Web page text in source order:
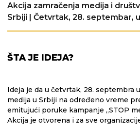
Akcija zamračenja medija i
Srbiji | Četvrtak, 28. septembar,
ŠTA JE IDEJA?
Ideja je da u četvrtak, 28. septembra
medija u Srbiji na određeno vreme
emitujući poruke kampanje „STOP
Akcija je otvorena i za sve